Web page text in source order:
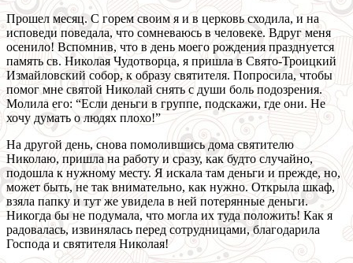
Прошел месяц. С горем своим я и в церковь сходила, и на
исповеди поведала, что сомневаюсь в человеке. Вдруг меня
осенило! Вспомнив, что в день моего рождения празднуется
память св. Николая Чудотворца, я пришла в Свято-Троицкий
Измайловский собор, к образу святителя. Попросила, чтобы
помог мне святой Николай снять с души боль подозрения.
Молила его: “Если деньги в группе, подскажи, где они. Не
хочу думать о людях плохо!”
На другой день, снова помолившись дома святителю
Николаю, пришла на работу и сразу, как будто случайно,
подошла к нужному месту. Я искала там деньги и прежде, но,
может быть, не так внимательно, как нужно. Открыла шкаф,
взяла папку и тут же увидела в ней потерянные деньги.
Никогда бы не подумала, что могла их туда положить! Как я
радовалась, извинялась перед сотрудницами, благодарила
Господа и святителя Николая!